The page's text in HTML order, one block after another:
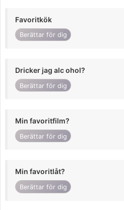
Favoritkök
Berättar för dig
Dricker jag alc ohol?
Berättar för dig
Min favoritfilm?
Berättar för dig
Min favoritlåt?
Berättar för dig